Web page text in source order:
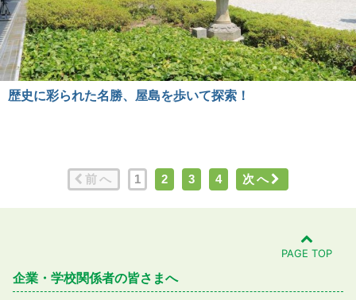
歴史に彩られた名勝、屋島を歩いて探索！
前へ 1 2 3 4 次へ
PAGE TOP
企業・学校関係者の皆さまへ